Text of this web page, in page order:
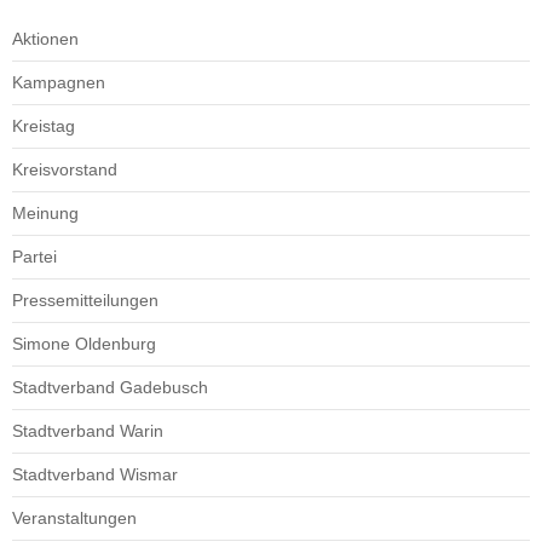
Aktionen
Kampagnen
Kreistag
Kreisvorstand
Meinung
Partei
Pressemitteilungen
Simone Oldenburg
Stadtverband Gadebusch
Stadtverband Warin
Stadtverband Wismar
Veranstaltungen